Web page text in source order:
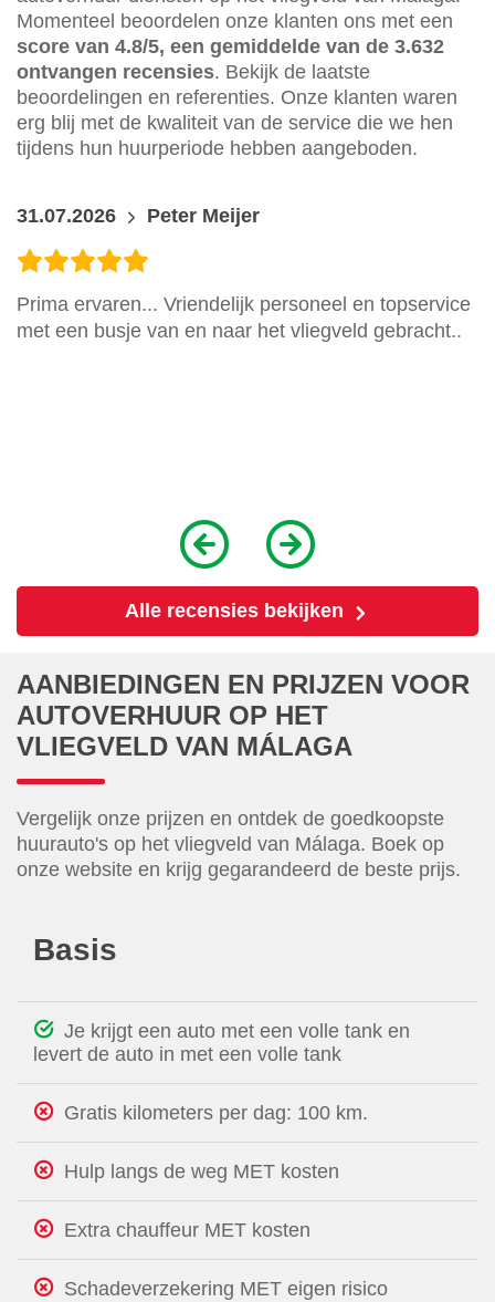
Momenteel beoordelen onze klanten ons met een
score van 4.8/5, een gemiddelde van de 3.632
ontvangen recensies. Bekijk de laatste
beoordelingen en referenties. Onze klanten waren
erg blij met de kwaliteit van de service die we hen
tijdens hun huurperiode hebben aangeboden.
31.07.2026 Peter Meijer
Prima ervaren... Vriendelijk personeel en topservice
met een busje van en naar het vliegveld gebracht..
Alle recensies bekijken
AANBIEDINGEN EN PRIJZEN VOOR
AUTOVERHUUR OP HET
VLIEGVELD VAN MÁLAGA
Vergelijk onze prijzen en ontdek de goedkoopste
huurauto's op het vliegveld van Málaga. Boek op
onze website en krijg gegarandeerd de beste prijs.
Basis
Je krijgt een auto met een volle tank en
levert de auto in met een volle tank
Gratis kilometers per dag: 100 km.
Hulp langs de weg MET kosten
Extra chauffeur MET kosten
Schadeverzekering MET eigen risico